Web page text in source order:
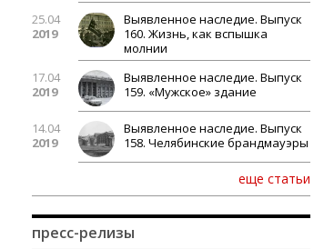
25.04
2019
Выявленное наследие. Выпуск
160. Жизнь, как вспышка
молнии
17.04
2019
Выявленное наследие. Выпуск
159. «Мужское» здание
14.04
2019
Выявленное наследие. Выпуск
158. Челябинские брандмауэры
еще статьи
пресс-релизы